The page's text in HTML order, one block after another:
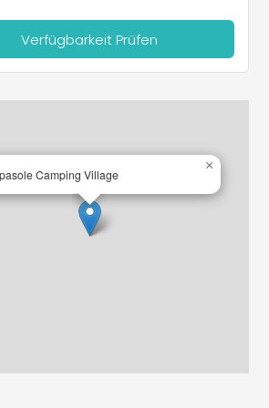
Verfügbarkeit Prüfen
Camping Village
×